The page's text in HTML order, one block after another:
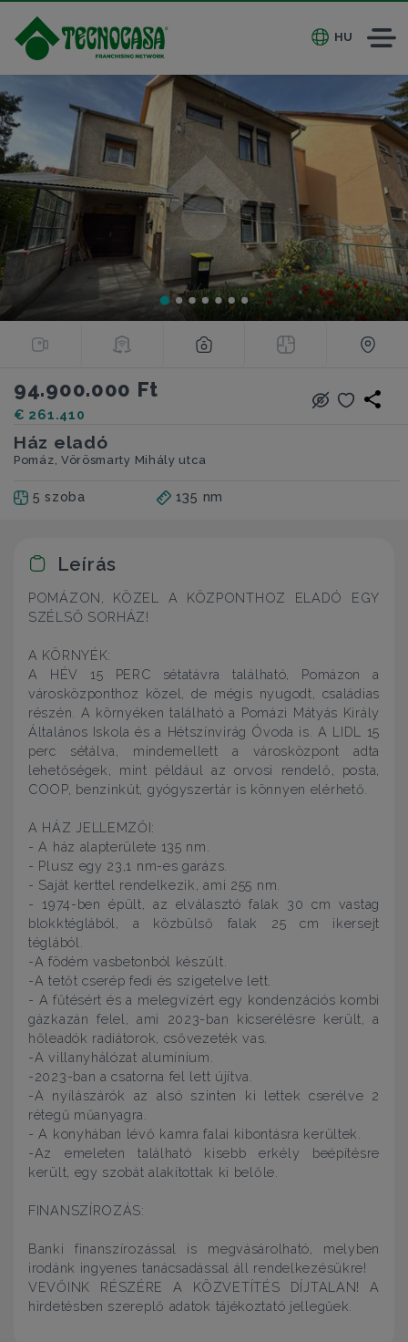
HU
94.900.000 Ft
€ 261.410
Ház eladó
Pomáz, Vörösmarty Mihály utca
5 szoba 135 nm
Leírás
POMÁZON, KÖZEL A KÖZPONTHOZ ELADÓ EGY
SZÉLSŐ SORHÁZ!
A KÖRNYÉK:
A HÉV 15 PERC sétatávra található, Pomázon a
városközponthoz közel, de mégis nyugodt, családias
részén. A környéken található a Pomázi Mátyás Király
Általános Iskola és a Hétszínvirág Óvoda is. A LIDL 15
perc sétálva, mindemellett a városközpont adta
lehetőségek, mint például az orvosi rendelő, posta,
COOP, benzinkút, gyógyszertár is könnyen elérhető.
A HÁZ JELLEMZŐI:
- A ház alapterülete 135 nm.
- Plusz egy 23,1 nm-es garázs.
- Saját kerttel rendelkezik, ami 255 nm.
- 1974-ben épült, az elválasztó falak 30 cm vastag
blokktéglából, a közbülső falak 25 cm ikersejt
téglából.
-A födém vasbetonból készült.
-A tetőt cserép fedi és szigetelve lett.
- A fűtésért és a melegvízért egy kondenzációs kombi
gázkazán felel, ami 2023-ban kicserélésre került, a
hőleadók radiátorok, csővezeték vas.
-A villanyhálózat alumínium.
-2023-ban a csatorna fel lett újítva.
-A nyílászárók az alsó szinten ki lettek cserélve 2
rétegű műanyagra.
- A konyhában lévő kamra falai kibontásra kerültek.
-Az emeleten található kisebb erkély beépítésre
került, egy szobát alakítottak ki belőle.
FINANSZÍROZÁS:
Banki finanszírozással is megvásárolható, melyben
irodánk ingyenes tanácsadással áll rendelkezésükre!
VEVŐINK RÉSZÉRE A KÖZVETÍTÉS DÍJTALAN! A
hirdetésben szereplő adatok tájékoztató jellegűek.